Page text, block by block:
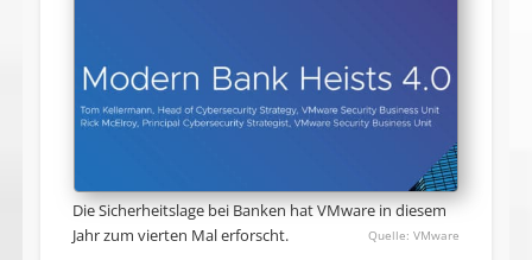
Die Sicherheitslage bei Banken hat VMware in diesem
Jahr zum vierten Mal erforscht.
VMware